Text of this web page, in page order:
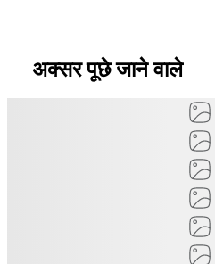
अक्सर पूछे जाने वाले